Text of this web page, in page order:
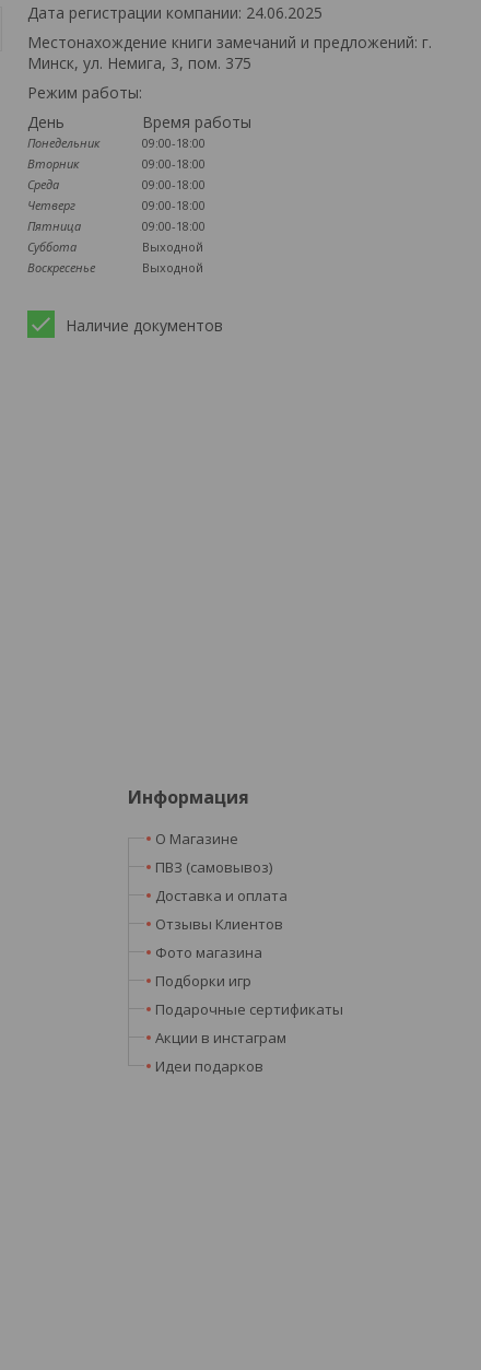
Дата регистрации компании: 24.06.2025
Местонахождение книги замечаний и предложений: г.
Минск, ул. Немига, 3, пом. 375
Режим работы:
День
Время работы
Понедельник
09:00-18:00
Вторник
09:00-18:00
Среда
09:00-18:00
Четверг
09:00-18:00
Пятница
09:00-18:00
Суббота
Выходной
Воскресенье
Выходной
Наличие документов
Информация
О Магазине
ПВЗ (самовывоз)
Доставка и оплата
Отзывы Клиентов
Фото магазина
Подборки игр
Подарочные сертификаты
Акции в инстаграм
Идеи подарков